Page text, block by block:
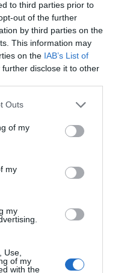
to third parties prior to
out of the further
by third parties on the
This information may
on the IAB’s List of
further disclose it to other
one or more Google
You may click to
its third-party tags to
in below Google
Outs
of my
my
my
Use,
of my
with the
Google News
για την Εύβοια
ειδήσειςγια την
Η